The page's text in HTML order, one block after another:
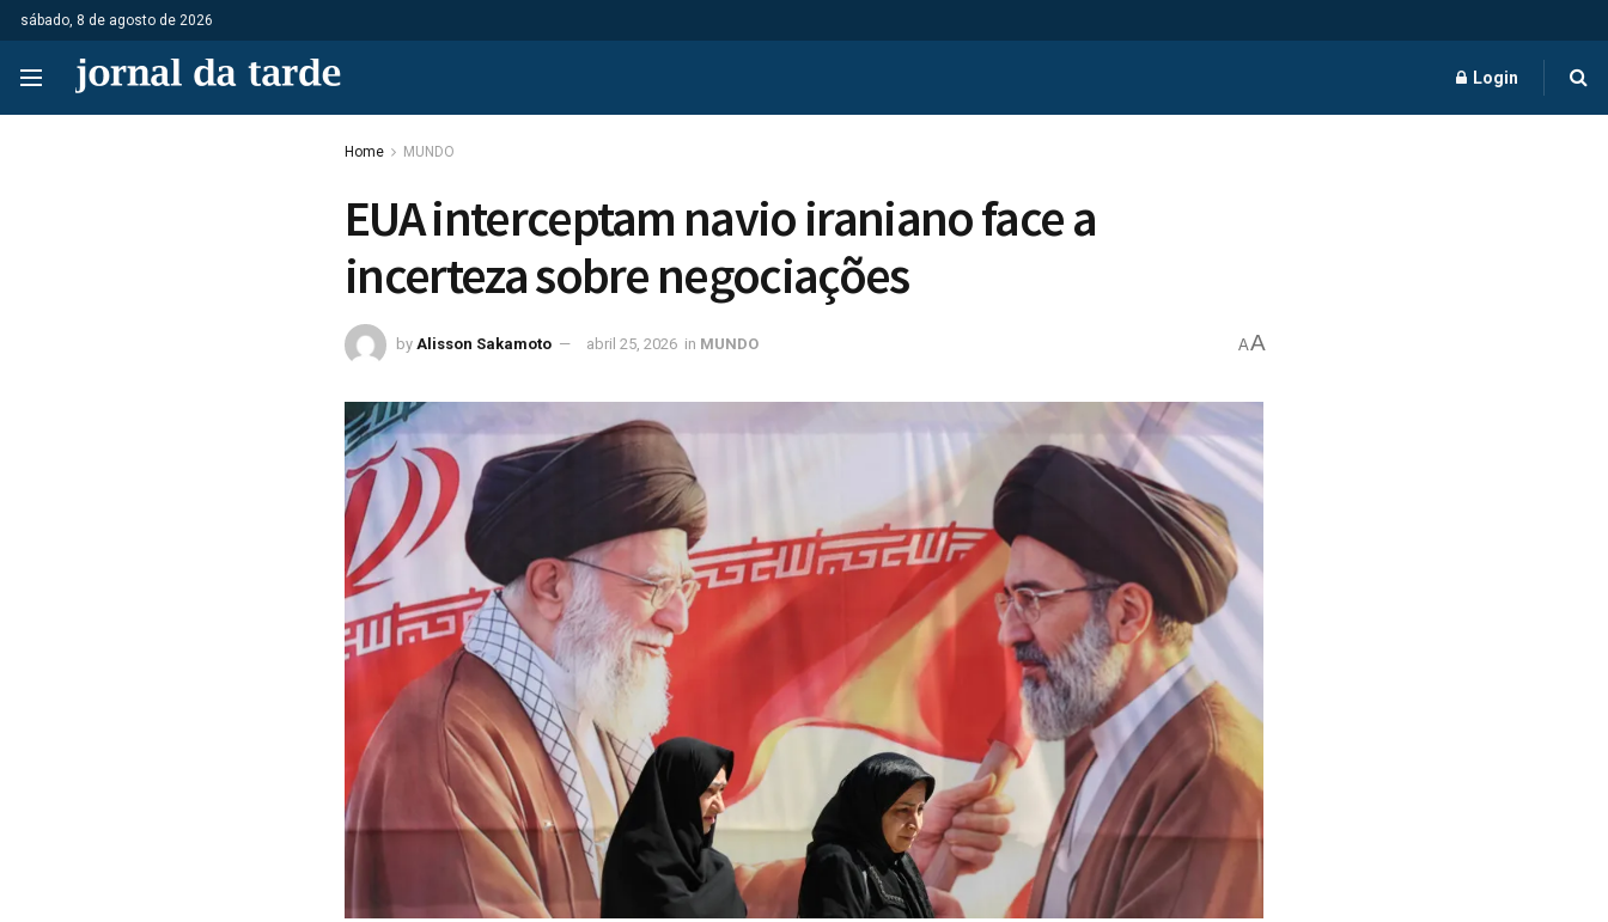
sábado, 8 de agosto de 2026
Login
Home MUNDO
EUA interceptam navio iraniano face a
incerteza sobre negociações
by Alisson Sakamoto abril 25, 2026 in MUNDO AA